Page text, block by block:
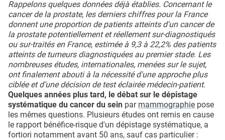
Rappelons quelques données déjà établies. Concernant le
cancer de la prostate, les derniers chiffres pour la France
donnent une proportion de patients atteints d'un cancer de
la prostate potentiellement et réellement sur-diagnostiqués
ou sur-traités en France, estimée à 9,3 à 22,2% des patients
atteints de tumeurs diagnostiquées au premier stade. Les
nombreuses études, internationales, menées sur le sujet,
ont finalement abouti à la nécessité d'une approche plus
ciblée et d'une décision de test éclairée médecin-patient.
Quelques années plus tard, le débat sur le dépistage
systématique du cancer du sein par mammographie pose
les mêmes questions. Plusieurs études ont remis en cause
le rapport bénéfice-risque d'un dépistage systématique, a
fortiori notamment avant 50 ans, sauf cas particulier :